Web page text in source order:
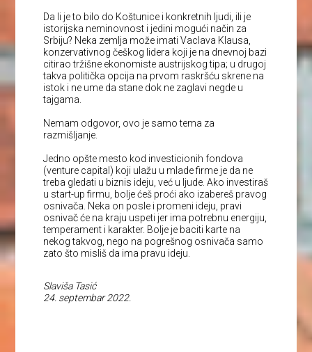
Da li je to bilo do Koštunice i konkretnih ljudi, ili je
istorijska neminovnost i jedini mogući način za
Srbiju? Neka zemlja može imati Vaclava Klausa,
konzervativnog češkog lidera koji je na dnevnoj bazi
citirao tržišne ekonomiste austrijskog tipa; u drugoj
takva politička opcija na prvom raskršću skrene na
istok i ne ume da stane dok ne zaglavi negde u
tajgama.
Nemam odgovor, ovo je samo tema za
razmišljanje.
Jedno opšte mesto kod investicionih fondova
(venture capital) koji ulažu u mlade firme je da ne
treba gledati u biznis ideju, već u ljude. Ako investiraš
u start-up firmu, bolje ćeš proći ako izabereš pravog
osnivača. Neka on posle i promeni ideju, pravi
osnivač će na kraju uspeti jer ima potrebnu energiju,
temperament i karakter. Bolje je baciti karte na
nekog takvog, nego na pogrešnog osnivača samo
zato što misliš da ima pravu ideju.
Slaviša Tasić
24. septembar 2022.